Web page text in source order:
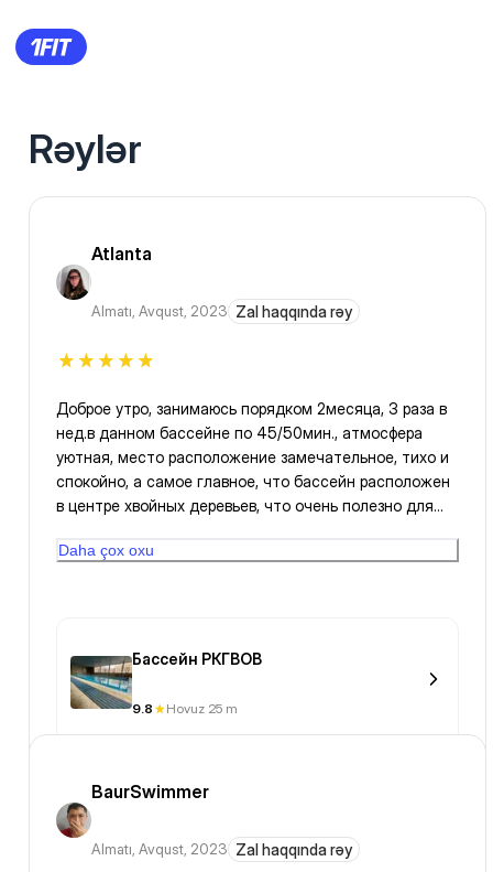
Rəylər
Atlanta
Almatı, Avqust, 2023 Zal haqqında rəy
Доброе утро, занимаюсь порядком 2месяца, 3 раза в
нед.в данном бассейне по 45/50мин., атмосфера
уютная, место расположение замечательное, тихо и
спокойно, а самое главное, что бассейн расположен
в центре хвойных деревьев, что очень полезно для
Daha çox oxu
Бассейн РКГВОВ
9.8 Hovuz 25 m
BaurSwimmer
Almatı, Avqust, 2023 Zal haqqında rəy